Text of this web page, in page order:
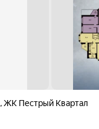
,ЖК Пестрый Квартал